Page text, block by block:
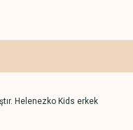
Helenezko Kids erkek